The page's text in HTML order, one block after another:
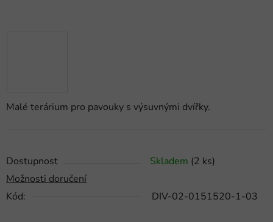
Malé terárium pro pavouky s výsuvnými dvířky.
Dostupnost Skladem (2 ks)
Možnosti doručení
Kód:
DIV-02-0151520-1-03